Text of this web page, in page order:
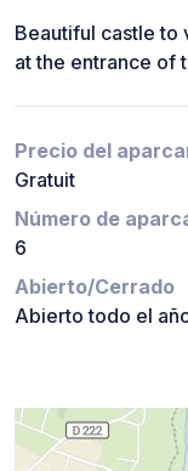
Beautiful castle to
at the entrance of
Precio del
Gratuit
Número de
6
Abierto/Cerrado
Abierto todo el